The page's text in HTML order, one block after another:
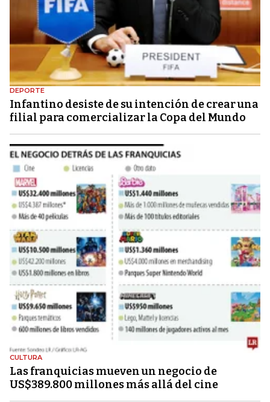
DEPORTE
Infantino desiste de su intención de crear una
filial para comercializar la Copa del Mundo
CULTURA
Las franquicias mueven un negocio de
US$389.800 millones más allá del cine